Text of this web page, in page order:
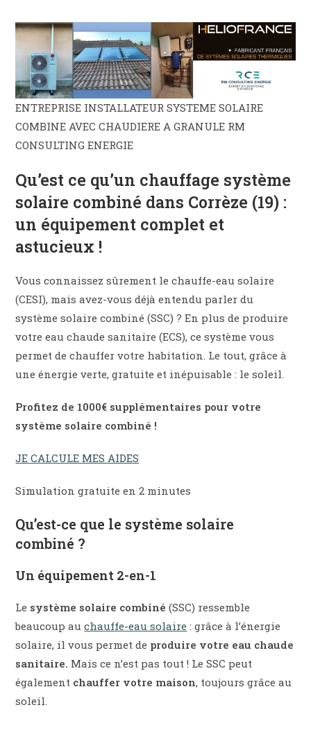
ENTREPRISE INSTALLATEUR SYSTEME SOLAIRE
COMBINE AVEC CHAUDIERE A GRANULE RM
CONSULTING ENERGIE
Qu’est ce qu’un chauffage système
solaire combiné dans Corrèze (19) :
un équipement complet et
astucieux !
Vous connaissez sûrement le chauffe-eau solaire
(CESI), mais avez-vous déjà entendu parler du
système solaire combiné (SSC) ? En plus de produire
votre eau chaude sanitaire (ECS), ce système vous
permet de chauffer votre habitation. Le tout, grâce à
une énergie verte, gratuite et inépuisable : le soleil.
Profitez de 1000€ supplémentaires pour votre
système solaire combiné !
JE CALCULE MES AIDES
Simulation gratuite en 2 minutes
Qu’est-ce que le système solaire
combiné ?
Un équipement 2-en-1
Le système solaire combiné (SSC) ressemble
beaucoup auchauffe-eau solaire : grâce à l’énergie
solaire, il vous permet de produire votre eau chaude
sanitaire. Mais ce n’est pas tout ! Le SSC peut
également chauffer votre maison, toujours grâce au
soleil.